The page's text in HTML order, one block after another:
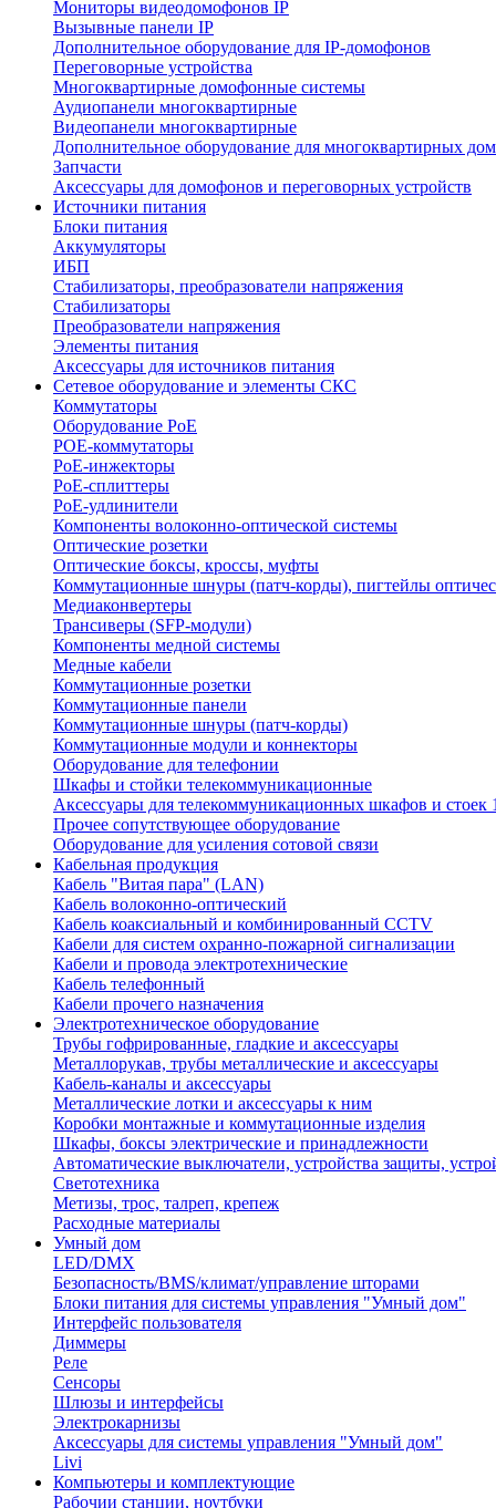
Мониторы видеодомофонов IP
Вызывные панели IP
Дополнительное оборудование для IP-домофонов
Переговорные устройства
Многоквартирные домофонные системы
Аудиопанели многоквартирные
Видеопанели многоквартирные
Дополнительное оборудование для многоквартирных
Запчасти
Аксессуары для домофонов и переговорных устройств
Источники питания
Блоки питания
Аккумуляторы
ИБП
Стабилизаторы, преобразователи напряжения
Стабилизаторы
Преобразователи напряжения
Элементы питания
Аксессуары для источников питания
Сетевое оборудование и элементы СКС
Коммутаторы
Оборудование PoE
POE-коммутаторы
PoE-инжекторы
PoE-сплиттеры
PoE-удлинители
Компоненты волоконно-оптической системы
Оптические розетки
Оптические боксы, кроссы, муфты
Коммутационные шнуры (патч-корды), пигтейлы
Медиаконвертеры
Трансиверы (SFP-модули)
Компоненты медной системы
Медные кабели
Коммутационные розетки
Коммутационные панели
Коммутационные шнуры (патч-корды)
Коммутационные модули и коннекторы
Оборудование для телефонии
Шкафы и стойки телекоммуникационные
Аксессуары для телекоммуникационных шкафов и стоек
Прочее сопутствующее оборудование
Оборудование для усиления сотовой связи
Кабельная продукция
Кабель "Витая пара" (LAN)
Кабель волоконно-оптический
Кабель коаксиальный и комбинированный CCTV
Кабели для систем охранно-пожарной сигнализации
Кабели и провода электротехнические
Кабель телефонный
Кабели прочего назначения
Электротехническое оборудование
Трубы гофрированные, гладкие и аксессуары
Металлорукав, трубы металлические и аксессуары
Кабель-каналы и аксессуары
Металлические лотки и аксессуары к ним
Коробки монтажные и коммутационные изделия
Шкафы, боксы электрические и принадлежности
Автоматические выключатели, устройства защиты,
Светотехника
Метизы, трос, талреп, крепеж
Расходные материалы
Умный дом
LED/DMX
Безопасность/BMS/климат/управление шторами
Блоки питания для системы управления "Умный дом"
Интерфейс пользователя
Диммеры
Реле
Сенсоры
Шлюзы и интерфейсы
Электрокарнизы
Аксессуары для системы управления "Умный дом"
Livi
Компьютеры и комплектующие
Рабочии станции, ноутбуки